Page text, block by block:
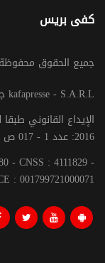
كفى بريس
© جميع الحقوق محفوظة 2011
جريدة إلكترونية مستقلة تصدر عن الشركة kafapresse - S.A.R.L
2016: عدد 1 - 017 ص ح
- CNSS : 4111829 -
: 001799721000071